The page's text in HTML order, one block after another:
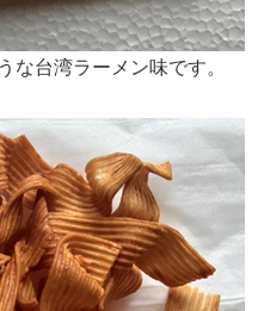
な台湾ラーメン味です。